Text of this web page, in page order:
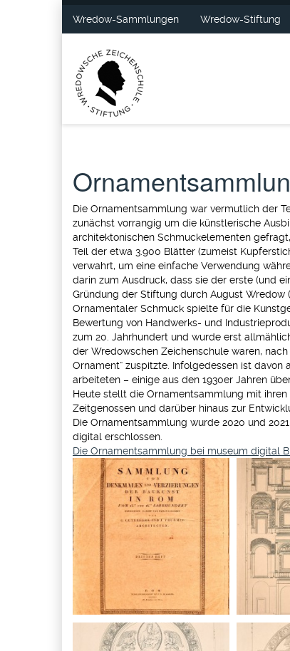
Wredow-Sammlungen Wredow-Stiftung
Die Ornamentsammlung war vermutlich der
zunächst vorrangig um die künstlerische
architektonischen Schmuckelementen
Teil der etwa 3.900 Blätter (zumeist
verwahrt, um eine einfache Verwendung
darin zum Ausdruck, dass sie der erste (und
Gründung der Stiftung durch August Wredow
Ornamentaler Schmuck spielte für die
Bewertung von Handwerks- und
zum 20. Jahrhundert und wurde erst
der Wredowschen Zeichenschule waren,
Ornament“ zuspitzte. Infolgedessen ist
arbeiteten – einige aus den 1930er Jahren
Heute stellt die Ornamentsammlung mit
Zeitgenossen und darüber hinaus zur
Die Ornamentsammlung wurde 2020 und
digital erschlossen.
Die Ornamentsammlung bei museum digital